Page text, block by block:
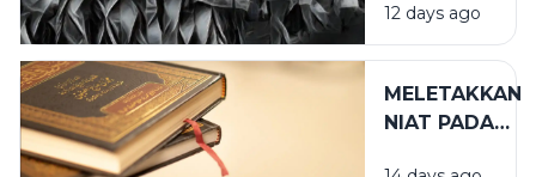
12 days ago
MELETAKKAN
NIAT PADA